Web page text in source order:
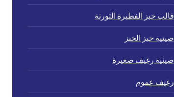
قالب خبز الفطيرة التورتة
صينية خبز الخبز
صينية رغيف صغيرة
رغيف عموم